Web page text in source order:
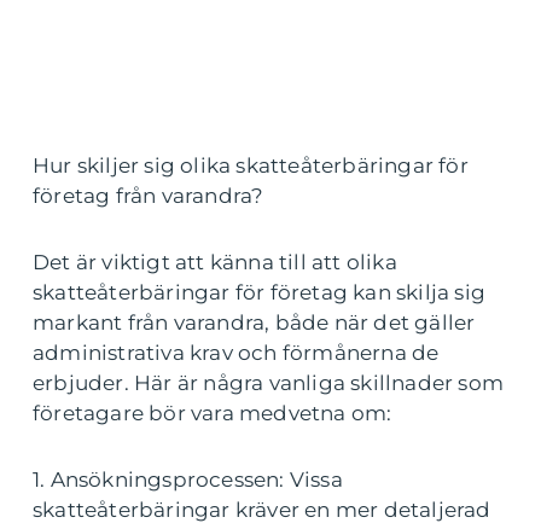
Hur skiljer sig olika skatteåterbäringar för
företag från varandra?
Det är viktigt att känna till att olika
skatteåterbäringar för företag kan skilja sig
markant från varandra, både när det gäller
administrativa krav och förmånerna de
erbjuder. Här är några vanliga skillnader som
företagare bör vara medvetna om:
1. Ansökningsprocessen: Vissa
skatteåterbäringar kräver en mer detaljerad